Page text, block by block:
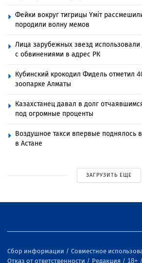
Фейки вокруг тигрицы Үміт
породили волну мемов
Лица зарубежных звезд
с обвинениями в адрес РК
Кубинский крокодил Фидель отметил
зоопарке Алматы
Казахстанец давал в долг
под огромные проценты
Воздушное такси впервые поднялось
в Астане
ЗАГРУЗИТЬ ЕЩЕ
Сбор информации
Совместное
Отказ от ответственности
Редакция 18+